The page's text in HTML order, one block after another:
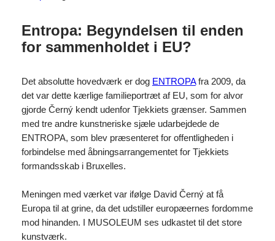
Entropa: Begyndelsen til enden
for sammenholdet i EU?
Det absolutte hovedværk er dog ENTROPAfra 2009, da
det var dette kærlige familieportræt af EU, som for alvor
gjorde Černý kendt udenfor Tjekkiets grænser. Sammen
med tre andre kunstneriske sjæle udarbejdede de
ENTROPA, som blev præsenteret for offentligheden i
forbindelse med åbningsarrangementet for Tjekkiets
formandsskab i Bruxelles.
Meningen med værket var ifølge David Černý at få
Europa til at grine, da det udstiller europæernes fordomme
mod hinanden. I MUSOLEUM ses udkastet til det store
kunstværk.